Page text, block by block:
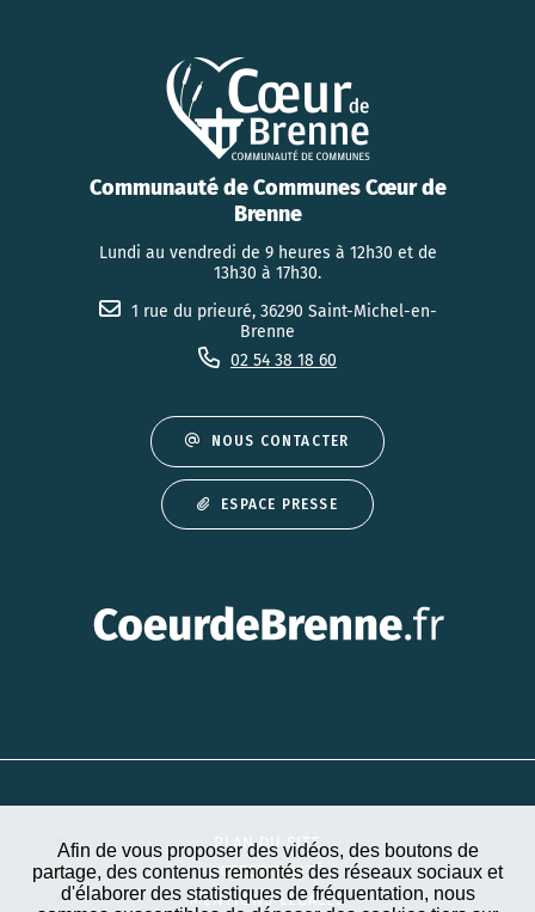
Afin de vous proposer des vidéos, des boutons de
partage, des contenus remontés des réseaux sociaux et
d'élaborer des statistiques de fréquentation, nous
Communauté de Communes Cœur de
Brenne
Lundi au vendredi de 9 heures à 12h30 et de
13h30 à 17h30.
1 rue du prieuré, 36290 Saint-Michel-en-
Brenne
02 54 38 18 60
NOUS CONTACTER
ESPACE PRESSE
PLAN DU SITE
ACCESSIBILITÉ
MENTIONS LÉGALES